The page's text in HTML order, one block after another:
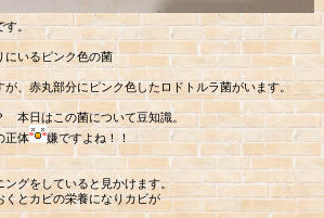
。
にいるピンク色の菌
、赤丸部分にピンク色したロドトルラ菌がいます。
本日はこの菌について豆知識。
正体
嫌ですよね！！
グをしていると見かけます。
くとカビの栄養になりカビが